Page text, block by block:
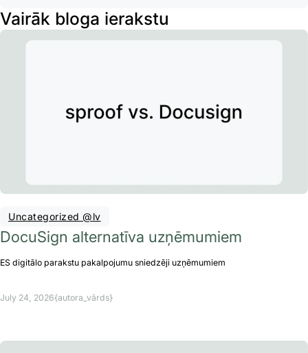
Vairāk bloga ierakstu
Uncategorized @lv
DocuSign alternatīva uzņēmumiem
ES digitālo parakstu pakalpojumu sniedzēji uzņēmumiem
July 24, 2026{autora_vārds}